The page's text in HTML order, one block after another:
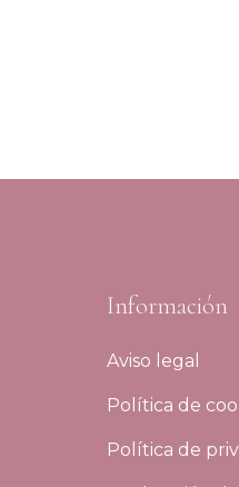
Información
Aviso legal
Política de
Política de